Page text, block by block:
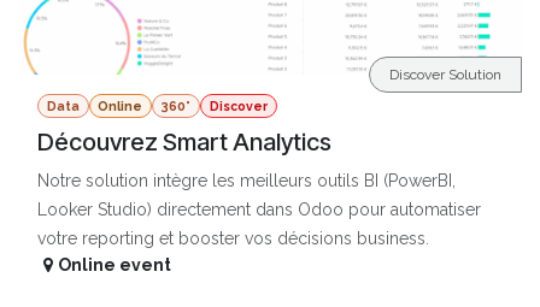
Data Online 360° Discover
Découvrez Smart Analytics
Notre solution intègre les meilleurs outils BI (PowerBI,
Looker Studio) directement dans Odoo pour automatiser
votre reporting et booster vos décisions business.
Discover Solution
Online event